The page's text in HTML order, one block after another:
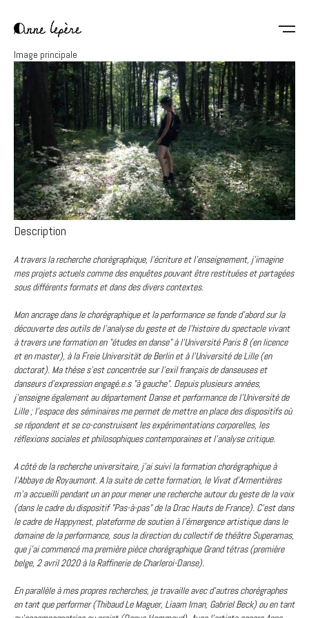
contenu
principal
Lepère
Image principale
Description
A travers la recherche chorégraphique, l'écriture et l'enseignement, j'imagine
mes projets actuels comme des enquêtes pouvant être restituées et partagées
sous différents formats et dans des divers contextes.
Mon ancrage dans le chorégraphique et la performance se fonde d'abord sur la
découverte des outils de l'analyse du geste et de l'histoire du spectacle vivant
à travers une formation en "études en danse" à l'Université Paris 8 (en licence
et en master), à la Freie Universität de Berlin et à l'Université de Lille (en
doctorat). Ma thèse s'est concentrée sur l'exil français de danseuses et
danseurs d'expression engagé.e.s "à gauche". Depuis plusieurs années,
j'enseigne également au département Danse et performance de l'Université de
Lille ; l'espace des séminaires me permet de mettre en place des dispositifs où
se répondent et se co-construisent les expérimentations corporelles, les
réflexions sociales et philosophiques contemporaines et l'analyse critique.
A côté de la recherche universitaire, j'ai suivi la formation chorégraphique à
l'Abbaye de Royaumont. A la suite de cette formation, le Vivat d'Armentières
m'a accueilli pendant un an pour mener une recherche autour du geste de la voix
(dans le cadre du dispositif "Pas-à-pas" de la Drac Hauts de France). C'est dans
le cadre de Happynest, plateforme de soutien à l'émergence artistique dans le
domaine de la performance, sous la direction du collectif de théâtre Superamas,
que j'ai commencé ma première pièce chorégraphique Grand tétras (première
belge, 2 avril 2020 à la Raffinerie de Charleroi-Danse).
En parallèle à mes propres recherches, je travaille avec d'autres chorégraphes
en tant que performer (Thibaud Le Maguer, Liaam Iman, Gabriel Beck) ou en tant